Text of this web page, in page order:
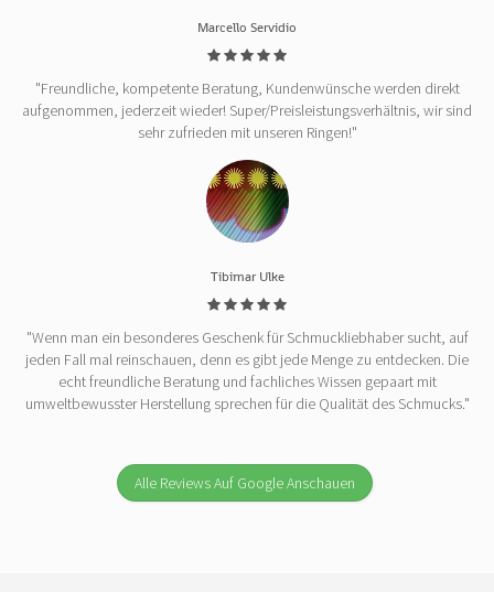
Marcello Servidio
"Freundliche, kompetente Beratung, Kundenwünsche werden direkt
aufgenommen, jederzeit wieder! Super/Preisleistungsverhältnis, wir sind
sehr zufrieden mit unseren Ringen!"
Tibimar Ulke
"Wenn man ein besonderes Geschenk für Schmuckliebhaber sucht, auf
jeden Fall mal reinschauen, denn es gibt jede Menge zu entdecken. Die
echt freundliche Beratung und fachliches Wissen gepaart mit
umweltbewusster Herstellung sprechen für die Qualität des Schmucks."
Alle Reviews Auf Google Anschauen